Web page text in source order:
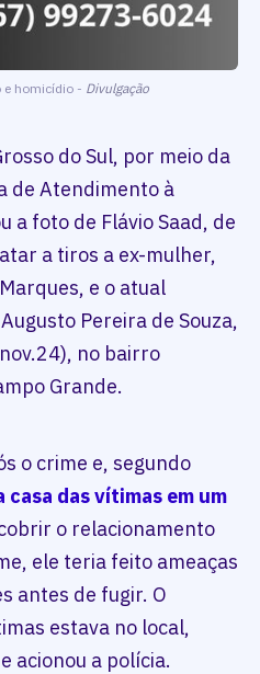
e homicídio - Divulgação
do Sul, por meio da
de Atendimento à
a foto de Flávio Saad, de
a tiros a ex-mulher,
e o atual
Pereira de Souza,
no bairro
Grande.
o crime e, segundo
casa das vítimas em um
o relacionamento
ele teria feito ameaças
antes de fugir. O
estava no local,
acionou a polícia.